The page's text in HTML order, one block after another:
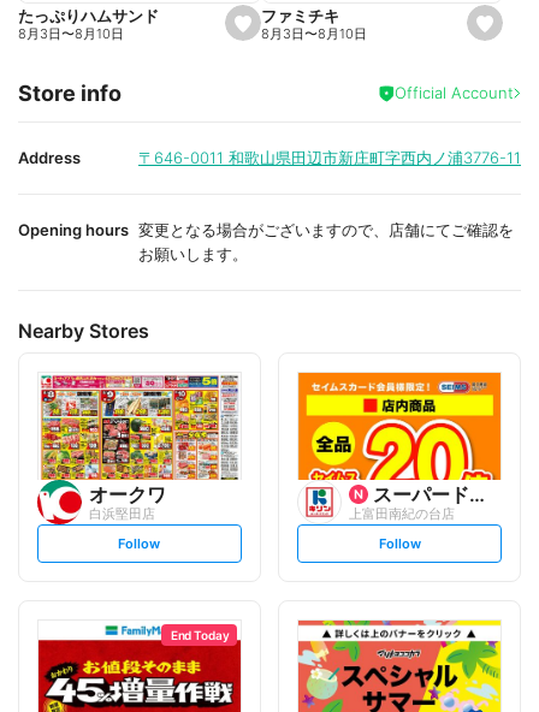
e
e
s
e
i
t
たっぷりハムサンド
8月3日〜8月10日
s
e
a
i
t
ファミチキ
8月3日〜8月10日
Store info Official Account
Address 〒646-0011 和歌山県田辺市新庄町字西内ノ浦3776-11
Opening hours 変更となる場合がございますので、店舗にてご確認を
お願いします。
Nearby Stores
オークワ
白浜堅田店
s
l
o
Follow
スーパードラッグキリン
上富田南紀の台店
s
l
o
w
Follow
End Today